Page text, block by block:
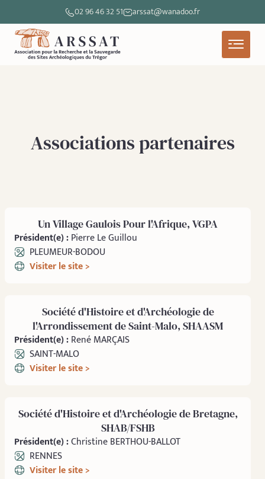
02 96 46 32 51 arssat@wanadoo.fr
Associations partenaires
Un Village Gaulois Pour l'Afrique, VGPA
Président(e) :Pierre Le Guillou
PLEUMEUR-BODOU
Visiter le site >
Société d'Histoire et d'Archéologie de
l'Arrondissement de Saint-Malo, SHAASM
Président(e) :René MARÇAIS
SAINT-MALO
Visiter le site >
Société d'Histoire et d'Archéologie de Bretagne,
SHAB/FSHB
Président(e) :Christine BERTHOU-BALLOT
RENNES
Visiter le site >